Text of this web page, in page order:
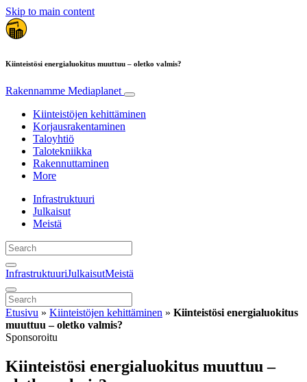
Skip to main content
Kiinteistösi energialuokitus muuttuu – oletko valmis?
Rakennamme Mediaplanet
Kiinteistöjen kehittäminen
Korjausrakentaminen
Taloyhtiö
Talotekniikka
Rakennuttaminen
More
Infrastruktuuri
Julkaisut
Meistä
InfrastruktuuriJulkaisutMeistä
Etusivu » Kiinteistöjen kehittäminen » Kiinteistösi energialuokitus
muuttuu – oletko valmis?
Sponsoroitu
Kiinteistösi energialuokitus muuttuu –